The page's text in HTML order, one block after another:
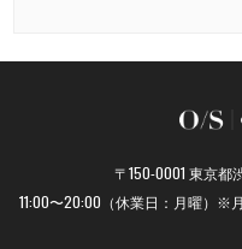
〒150-0001 東京都
11:00〜20:00（休業日：月曜）※